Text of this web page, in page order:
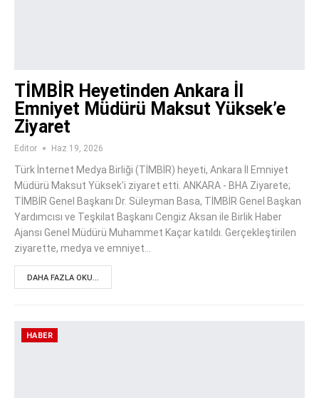
TİMBİR Heyetinden Ankara İl
Emniyet Müdürü Maksut Yüksek’e
Ziyaret
Editor Haz 19, 2026
Türk İnternet Medya Birliği (TİMBİR) heyeti, Ankara İl Emniyet
Müdürü Maksut Yüksek'i ziyaret etti. ANKARA - BHA Ziyarete;
TİMBİR Genel Başkanı Dr. Süleyman Basa, TİMBİR Genel Başkan
Yardımcısı ve Teşkilat Başkanı Cengiz Aksan ile Birlik Haber
Ajansı Genel Müdürü Muhammet Kaçar katıldı. Gerçekleştirilen
ziyarette, medya ve emniyet…
DAHA FAZLA OKU...
HABER